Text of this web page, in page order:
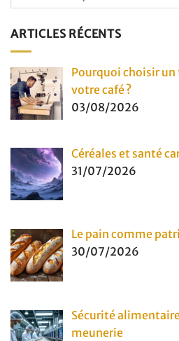
ARTICLES RÉCENTS
Pourquoi choisir
votre café ?
03/08/2026
Céréales et santé
31/07/2026
Le pain comme
30/07/2026
Sécurité
meunerie